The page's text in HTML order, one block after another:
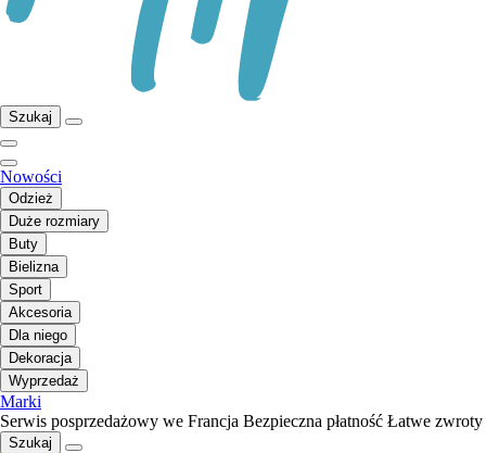
Szukaj
Nowości
Odzież
Duże rozmiary
Buty
Bielizna
Sport
Akcesoria
Dla niego
Dekoracja
Wyprzedaż
Marki
Serwis posprzedażowy we Francja Bezpieczna płatność Łatwe zwroty
Szukaj